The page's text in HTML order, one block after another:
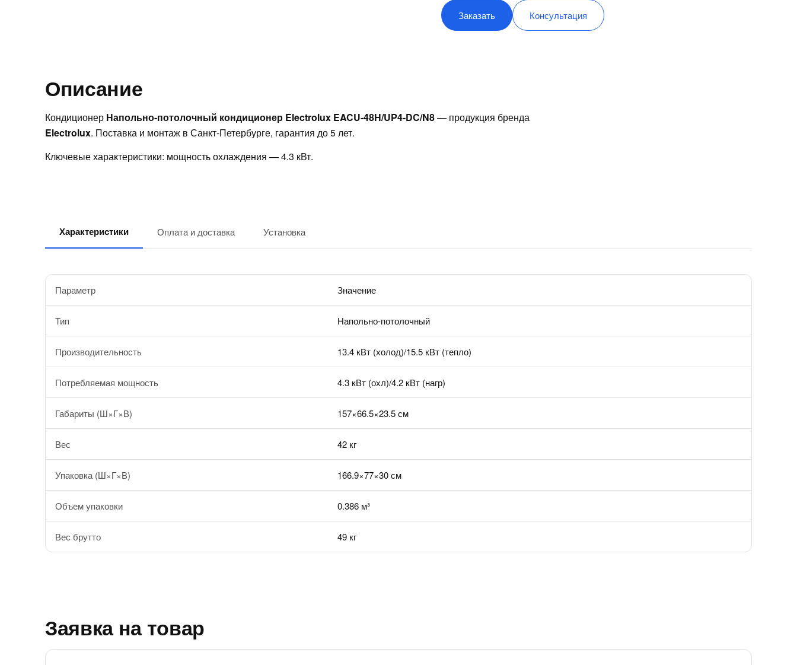
Заказать Консультация
Описание
Кондиционер Напольно-потолочный кондиционер Electrolux EACU-48H/UP4-DC/N8— продукция бренда
Electrolux. Поставка и монтаж в Санкт-Петербурге, гарантия до 5 лет.
Ключевые характеристики: мощность охлаждения — 4.3 кВт.
Характеристики Оплата и доставка Установка
Параметр Значение
Тип Напольно-потолочный
Производительность 13.4 кВт (холод)/15.5 кВт (тепло)
Потребляемая мощность 4.3 кВт (охл)/4.2 кВт (нагр)
Габариты (Ш×Г×В) 157×66.5×23.5 см
Вес 42 кг
Упаковка (Ш×Г×В) 166.9×77×30 см
Объем упаковки 0.386 м³
Вес брутто 49 кг
Заявка на товар